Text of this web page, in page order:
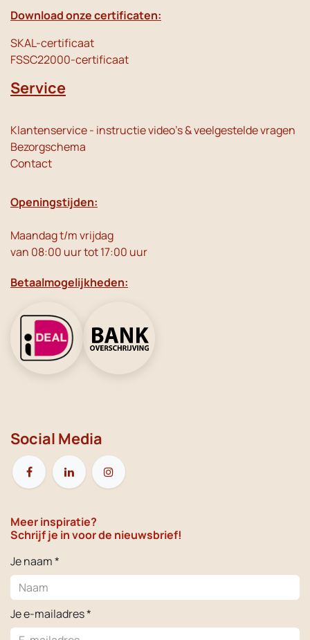
Download onze certificaten:
SKAL-certificaat
FSSC22000-certificaat
Service
Klantenservice - instructie video's & veelgestelde vragen
Bezorgschema
Contact
Openingstijden:
Maandag t/m vrijdag
van 08:00 uur tot 17:00 uur
Betaalmogelijkheden:
Social Media
Meer inspiratie?
Schrijf je in voor de nieuwsbrief!
Je naam *
Je e-mailadres *